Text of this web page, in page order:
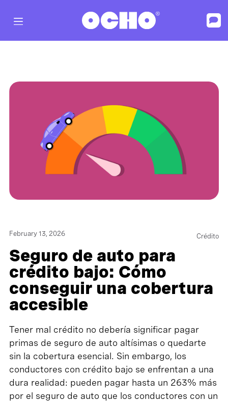
February 13, 2026 Crédito
Seguro de auto para
crédito bajo: Cómo
conseguir una cobertura
accesible
Tener mal crédito no debería significar pagar
primas de seguro de auto altísimas o quedarte
sin la cobertura esencial. Sin embargo, los
conductores con crédito bajo se enfrentan a una
dura realidad: pueden pagar hasta un 263% más
por el seguro de auto que los conductores con un